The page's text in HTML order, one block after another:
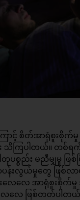
ြောင့် စိတ်အာရုံစူး
း သိကြပါတယ်။ တစ်ရ
စ္စည်း မညီမျှမှု ဖြစ်ပ
ပန်းလွယ်မှုတွေ ဖြစ်လ
လေလေ အာရုံစူးစိုက်မှု
ေလေ ဖြစ်တတ်ပါတယ်